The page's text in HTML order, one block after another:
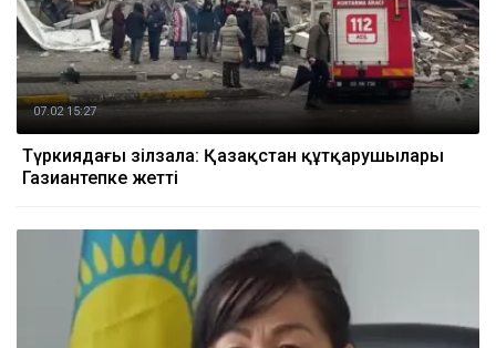
07.02 15:27
Түркиядағы зілзала: Қазақстан құтқарушылары
Газиантепке жетті